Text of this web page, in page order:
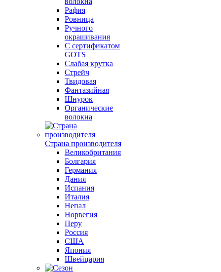
Рафия
Ровница
Ручного
окрашивания
С сертификатом
GOTS
Слабая крутка
Стрейч
Твидовая
Фантазийная
Шнурок
Органические
волокна
Страна производителя
Великобритания
Болгария
Германия
Дания
Испания
Италия
Непал
Норвегия
Перу
Россия
США
Япония
Швейцария